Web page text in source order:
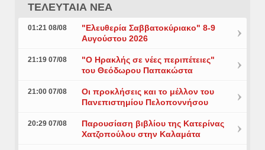
ΤΕΛΕΥΤΑΙΑ ΝΕΑ
01:21 08/08
"Ελευθερία Σαββατοκύριακο" 8-9
Αυγούστου 2026
21:19 07/08
"Ο Ηρακλής σε νέες περιπέτειες"
του Θεόδωρου Παπακώστα
21:00 07/08
Οι προκλήσεις και το μέλλον του
Πανεπιστημίου Πελοποννήσου
20:29 07/08
Παρουσίαση βιβλίου της Κατερίνας
Χατζοπούλου στην Καλαμάτα